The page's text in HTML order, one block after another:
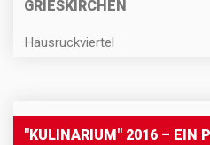
GRIESKIRCHEN
Hausruckviertel
"KULINARIUM" 2016 – EIN